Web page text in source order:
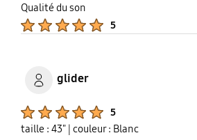
Qualité du son
5
glider
5
taille : 43" | couleur : Blanc